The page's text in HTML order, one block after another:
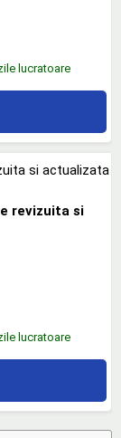
lucratoare
revizuita si
lucratoare